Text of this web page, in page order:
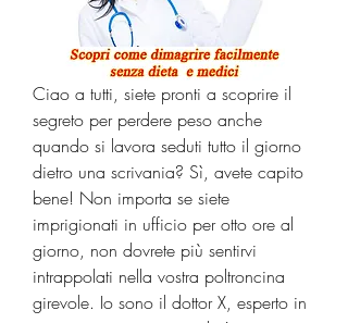
Ciao a tutti, siete pronti a scoprire il
segreto per perdere peso anche
quando si lavora seduti tutto il giorno
dietro una scrivania? Sì, avete capito
bene! Non importa se siete
imprigionati in ufficio per otto ore al
giorno, non dovrete più sentirvi
intrappolati nella vostra poltroncina
girevole. Io sono il dottor X, esperto in